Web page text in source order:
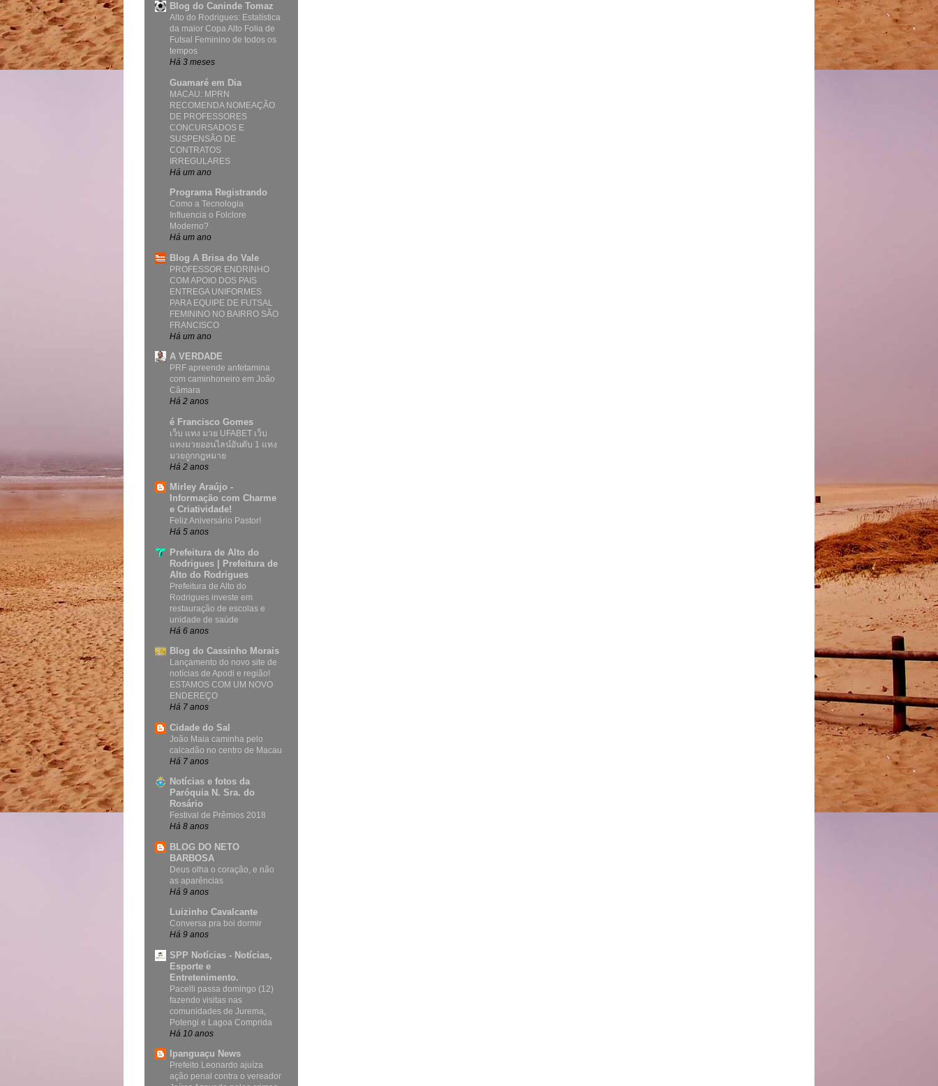
Blog do Caninde Tomaz
Alto do Rodrigues: Estatística
da maior Copa Alto Folia de
Futsal Feminino de todos os
tempos
Há 3 meses
Guamaré em Dia
MACAU: MPRN
RECOMENDA NOMEAÇÃO
DE PROFESSORES
CONCURSADOS E
SUSPENSÃO DE
CONTRATOS
IRREGULARES
Há um ano
Programa Registrando
Como a Tecnologia
Influencia o Folclore
Moderno?
Há um ano
Blog A Brisa do Vale
PROFESSOR ENDRINHO
COM APOIO DOS PAIS
ENTREGA UNIFORMES
PARA EQUIPE DE FUTSAL
FEMININO NO BAIRRO SÃO
FRANCISCO
Há um ano
A VERDADE
PRF apreende anfetamina
com caminhoneiro em João
Câmara
Há 2 anos
é Francisco Gomes
เว็บ แทง มวย UFABET เว็บ
แทงมวยออนไลน์อันดับ 1 แทง
มวยถูกกฎหมาย
Há 2 anos
Mirley Araújo -
Informação com Charme
e Criatividade!
Feliz Aniversário Pastor!
Há 5 anos
Prefeitura de Alto do
Rodrigues | Prefeitura de
Alto do Rodrigues
Prefeitura de Alto do
Rodrigues investe em
restauração de escolas e
unidade de saúde
Há 6 anos
Blog do Cassinho Morais
Lançamento do novo site de
notícias de Apodi e região!
ESTAMOS COM UM NOVO
ENDEREÇO
Há 7 anos
Cidade do Sal
João Maia caminha pelo
calcadão no centro de Macau
Há 7 anos
Notícias e fotos da
Paróquia N. Sra. do
Rosário
Festival de Prêmios 2018
Há 8 anos
BLOG DO NETO
BARBOSA
Deus olha o coração, e não
as aparências
Há 9 anos
Luizinho Cavalcante
Conversa pra boi dormir
Há 9 anos
SPP Notícias - Notícias,
Esporte e
Entretenimento.
Pacelli passa domingo (12)
fazendo visitas nas
comunidades de Jurema,
Potengi e Lagoa Comprida
Há 10 anos
Ipanguaçu News
Prefeito Leonardo ajuíza
ação penal contra o vereador